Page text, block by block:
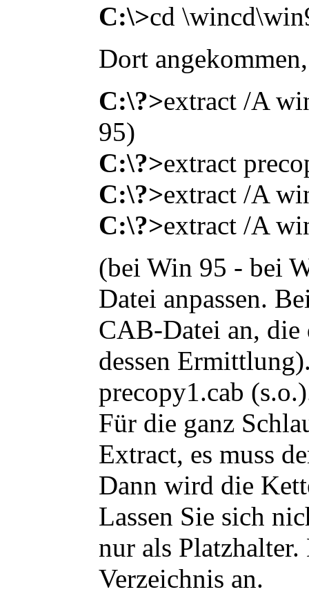
C:\>cd
Dort
C:\?>extract /A
95)
C:\?>extract
C:\?>extract /A
C:\?>extract /A
(bei Win 95 - bei
Datei anpassen.
CAB-Datei an, die
dessen
precopy1.cab
Für die ganz
Extract, es muss
Dann wird die
Lassen Sie sich
nur als
Verzeichnis an.